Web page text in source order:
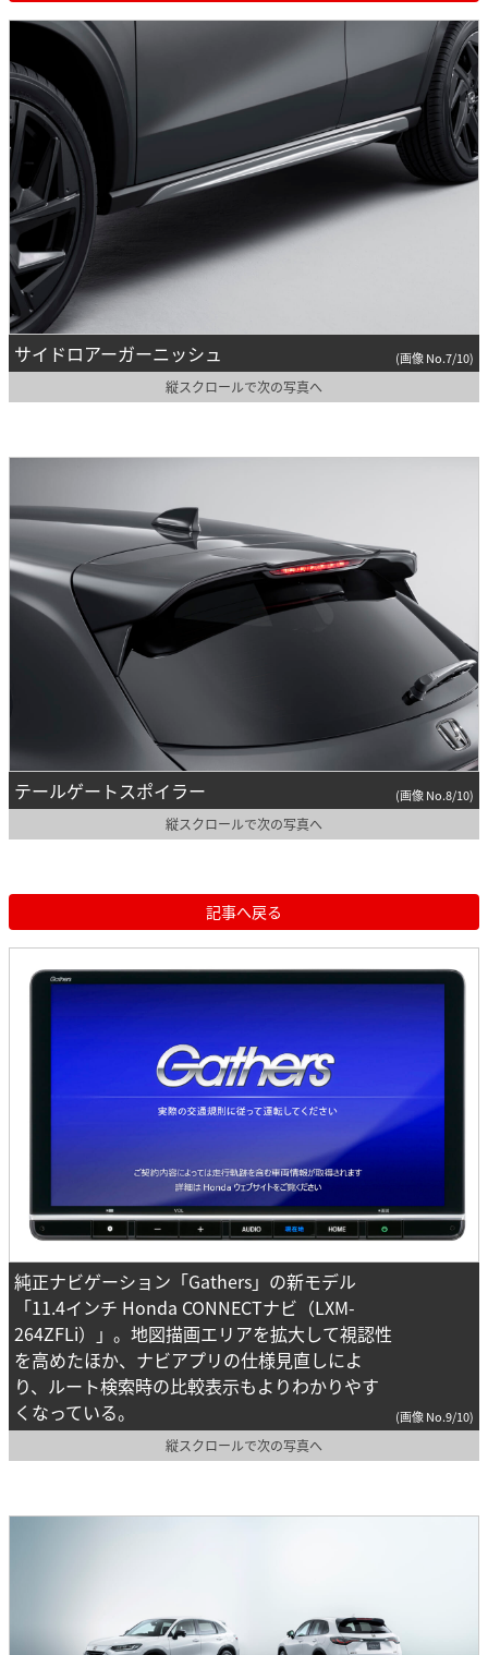
サイドロアーガーニッシュ (画像 No.7/10)
縦スクロールで次の写真へ
テールゲートスポイラー (画像 No.8/10)
縦スクロールで次の写真へ
記事へ戻る
純正ナビゲーション「Gathers」の新モデル
「11.4インチ Honda CONNECTナビ（LXM-
264ZFLi）」。地図描画エリアを拡大して視認性
を高めたほか、ナビアプリの仕様見直しによ
り、ルート検索時の比較表示もよりわかりやす
くなっている。
(画像 No.9/10)
縦スクロールで次の写真へ